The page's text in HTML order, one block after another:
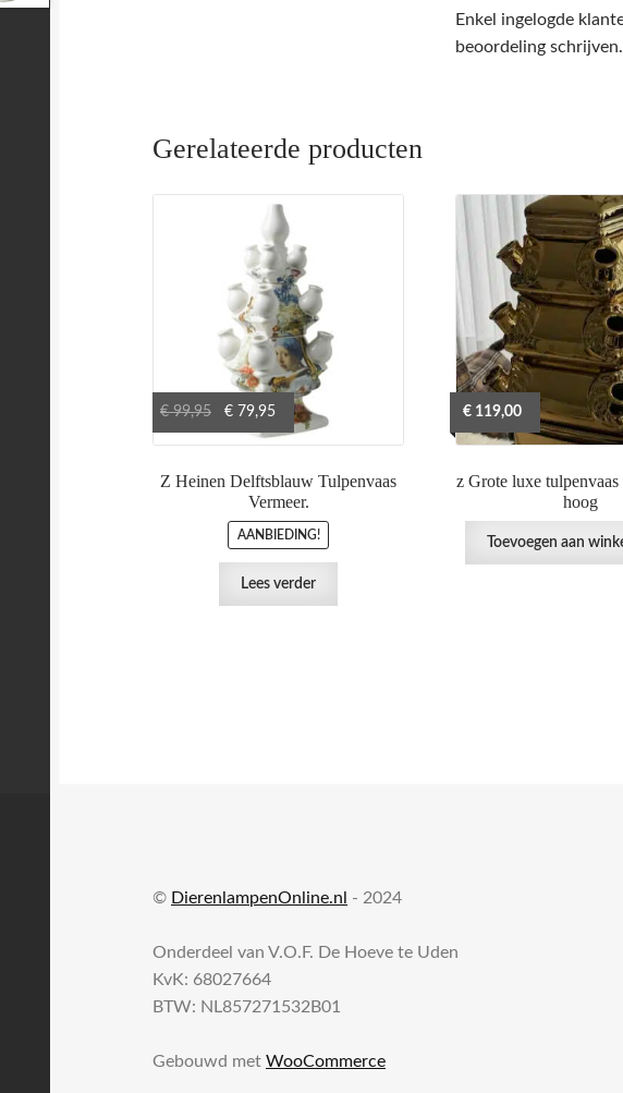
Enkel ingelogde
beoordeling schrijven.
Gerelateerde producten
Z Heinen Delftsblauw Tulpenvaas
Vermeer.
AANBIEDING!
€99,95
Oorspronkelijke
prijs
€ 99,95.
€79,95Huidige
prijs
€ 79,95.
Lees verder
z Grote luxe
hoog
€119,00
Toevoegen aan
© DierenlampenOnline.nl - 2024
Onderdeel van V.O.F. De Hoeve te Uden
KvK: 68027664
BTW: NL857271532B01
Gebouwd metWooCommerce